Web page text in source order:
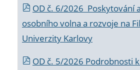
OD č. 6/2026 Poskytování
osobního volna a rozvoje na
Univerzity Karlovy
OD č. 5/2026 Podrobnosti